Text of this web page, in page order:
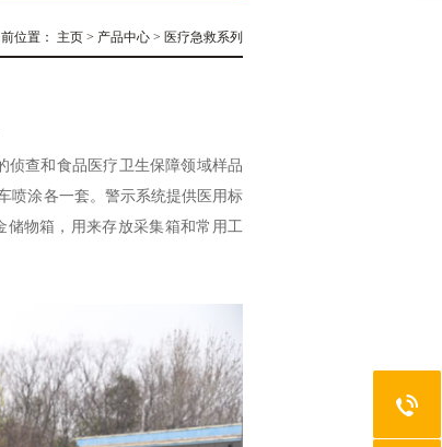
位置： 主页 > 产品中心 > 医疗急救系列
查和食品医疗卫生保障领域样品
喷涂各一套。警示系统提供医用标
物箱，用来存放采集箱和常用工